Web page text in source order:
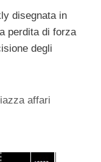
disegnata in
perdita di forza
degli
affari